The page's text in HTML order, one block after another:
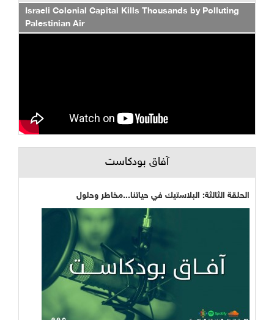
Israeli Colonial Capital Kills Thousands by Polluting
Palestinian Air
آفاق بودكاست
الحلقة الثالثة: البلاستيك في حياتنا...مخاطر وحلول